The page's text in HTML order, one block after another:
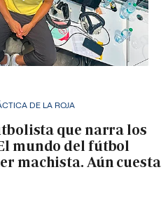
DE LA ROJA
que narra los
mundo del fútbol
machista. Aún cuesta